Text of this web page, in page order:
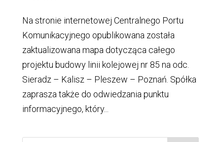
Na stronie internetowej Centralnego Portu
Komunikacyjnego opublikowana została
zaktualizowana mapa dotycząca całego
projektu budowy linii kolejowej nr 85 na odc.
Sieradz – Kalisz – Pleszew – Poznań. Spółka
zaprasza także do odwiedzania punktu
informacyjnego, który...